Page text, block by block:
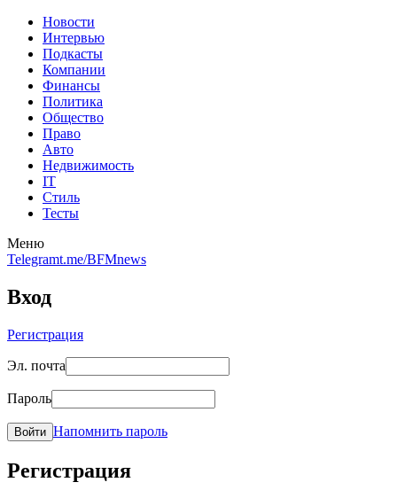
Новости
Интервью
Подкасты
Компании
Финансы
Политика
Общество
Право
Авто
Недвижимость
IT
Стиль
Тесты
Меню
Telegramt.me/BFMnews
Вход
Регистрация
Эл. почта
Пароль
Войти Напомнить пароль
Регистрация